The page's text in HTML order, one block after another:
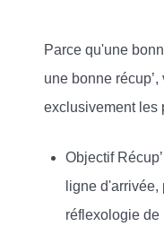
Parce qu'une
une bonne
exclusivement les
Objectif
ligne
réflexologie de